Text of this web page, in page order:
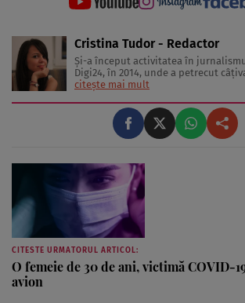
Cristina Tudor - Redactor
Și-a început activitatea în
Digi24, în 2014, unde a petrecut câțiva ani
redactat articole în toate domeniile,
legate de sănătate, realizând
citește mai mult
CITESTE URMATORUL ARTICOL:
O femeie de 30 de ani, victimă COVID-
avion